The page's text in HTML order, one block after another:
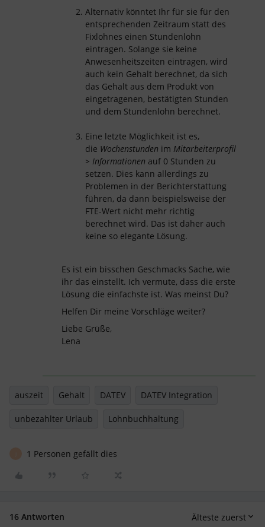
Alternativ könntet Ihr für sie für den
entsprechenden Zeitraum statt des
Fixlohnes einen Stundenlohn
eintragen. Solange sie keine
Anwesenheitszeiten eintragen, wird
auch kein Gehalt berechnet, da sich
das Gehalt aus dem Produkt von
eingetragenen, bestätigten Stunden
und dem Stundenlohn berechnet.
Eine letzte Möglichkeit ist es,
die Wochenstunden im Mitarbeiterprofil
> Informationen auf 0 Stunden zu
setzen. Dies kann allerdings zu
Problemen in der Berichterstattung
führen, da dann beispielsweise der
FTE-Wert nicht mehr richtig
berechnet wird. Das ist daher auch
keine so elegante Lösung.
Es ist ein bisschen Geschmacks Sache, wie
ihr das einstellt. Ich vermute, dass die erste
Lösung die einfachste ist. Was meinst Du?
Helfen Dir meine Vorschläge weiter?
Liebe Grüße,
Lena
auszeit Gehalt DATEV DATEV Integration
unbezahlter Urlaub Lohnbuchhaltung
1 Personen gefällt dies
16 Antworten Älteste zuerst